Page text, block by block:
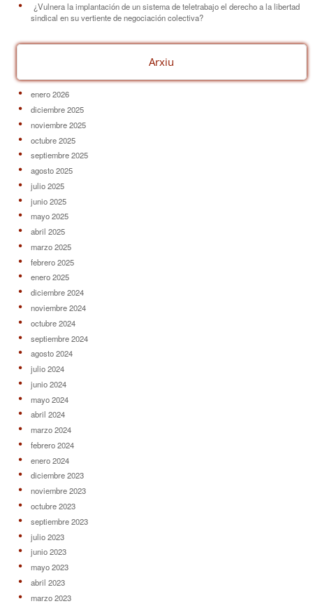
¿Vulnera la implantación de un sistema de teletrabajo el derecho a la libertad
sindical en su vertiente de negociación colectiva?
Arxiu
enero 2026
diciembre 2025
noviembre 2025
octubre 2025
septiembre 2025
agosto 2025
julio 2025
junio 2025
mayo 2025
abril 2025
marzo 2025
febrero 2025
enero 2025
diciembre 2024
noviembre 2024
octubre 2024
septiembre 2024
agosto 2024
julio 2024
junio 2024
mayo 2024
abril 2024
marzo 2024
febrero 2024
enero 2024
diciembre 2023
noviembre 2023
octubre 2023
septiembre 2023
julio 2023
junio 2023
mayo 2023
abril 2023
marzo 2023